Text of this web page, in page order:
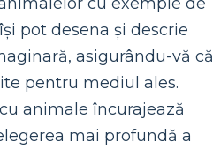
pot desena și descrie
asigurându-vă că
pentru mediul ales.
animale încurajează
mai profundă a